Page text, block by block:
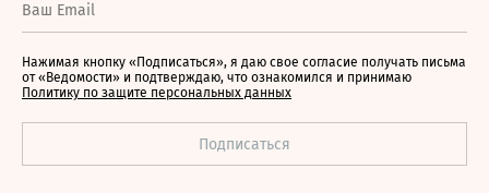
Нажимая кнопку «Подписаться», я даю свое согласие получать письма
от «Ведомости» и подтверждаю, что ознакомился и принимаю
Политику по защите персональных данных